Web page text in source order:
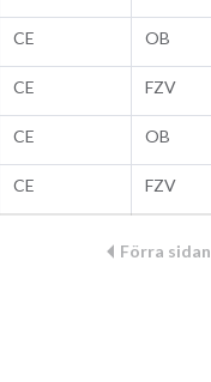
CE OB
CE FZV
CE OB
CE FZV
Förra sidan